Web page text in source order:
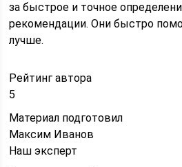
за быстрое и точное
рекомендации. Они быстро
лучше.
Рейтинг автора
5
Материал подготовил
Максим Иванов
Наш эксперт